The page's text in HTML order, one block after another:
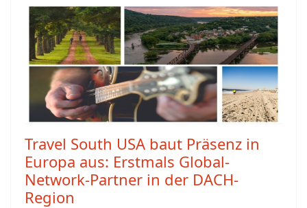
Travel South USA baut Präsenz in
Europa aus: Erstmals Global-
Network-Partner in der DACH-
Region